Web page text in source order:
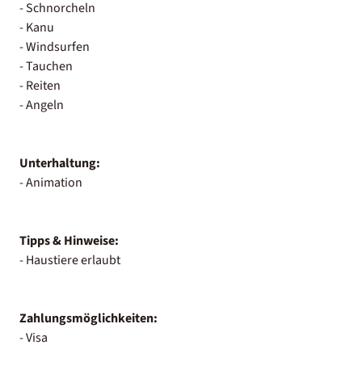
- Schnorcheln
- Kanu
- Windsurfen
- Tauchen
- Reiten
- Angeln
Unterhaltung:
- Animation
Tipps & Hinweise:
- Haustiere erlaubt
Zahlungsmöglichkeiten:
- Visa